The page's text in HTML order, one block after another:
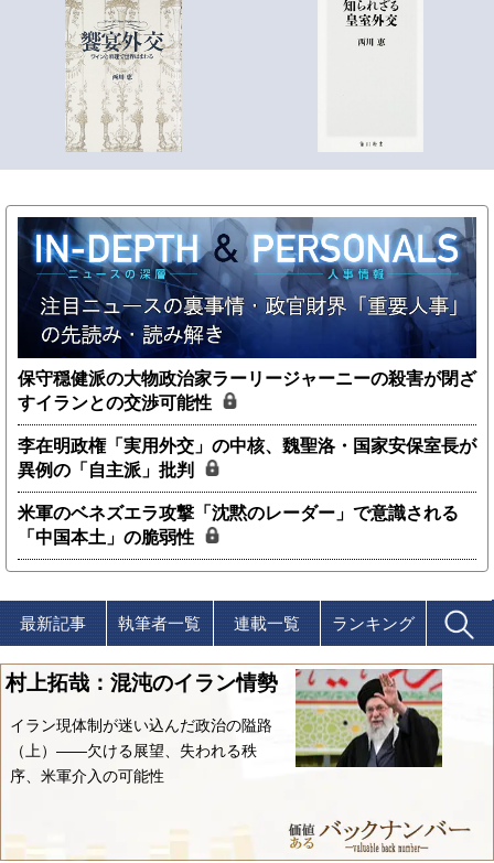
保守穏健派の大物政治家ラーリージャーニーの殺害が閉ざ
すイランとの交渉可能性
李在明政権「実用外交」の中核、魏聖洛・国家安保室長が
異例の「自主派」批判
米軍のベネズエラ攻撃「沈黙のレーダー」で意識される
「中国本土」の脆弱性
最新記事 執筆者一覧 連載一覧 ランキング
村上拓哉：混沌のイラン情勢
イラン現体制が迷い込んだ政治の隘路
（上）――欠ける展望、失われる秩
序、米軍介入の可能性